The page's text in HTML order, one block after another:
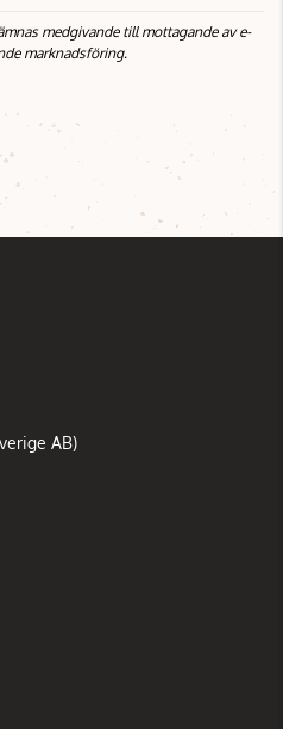
medgivande till mottagande av e-
marknadsföring.
AB)